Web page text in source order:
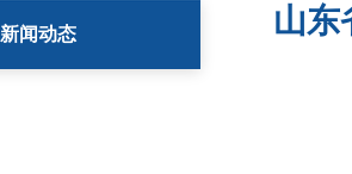
新闻动态
山东